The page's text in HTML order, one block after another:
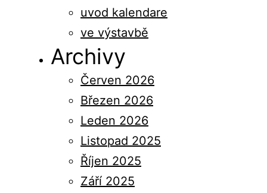
uvod kalendare
ve výstavbě
Archivy
Červen 2026
Březen 2026
Leden 2026
Listopad 2025
Říjen 2025
Září 2025